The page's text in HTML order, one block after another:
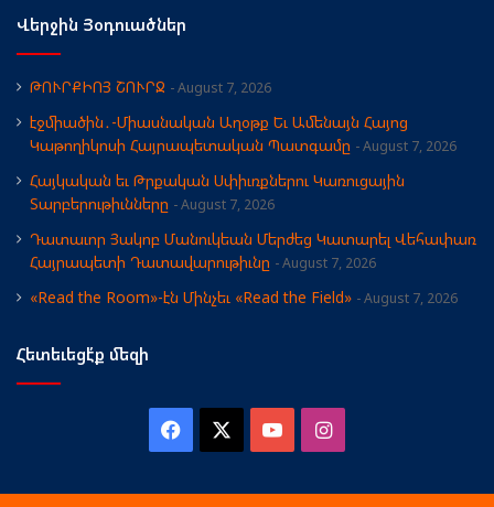
Վերջին Յօդուածներ
ԹՈՒՐՔԻՈՅ ՇՈՒՐՋ August 7, 2026
էջմիածին․-Միասնական Աղօթք Եւ Ամենայն Հայոց
Կաթողիկոսի Հայրապետական Պատգամը
August 7, 2026
Հայկական եւ Թրքական Սփիւռքներու Կառուցային
Տարբերութիւնները
August 7, 2026
Դատաւոր Յակոբ Մանուկեան Մերժեց Կատարել Վեհափառ
Հայրապետի Դատավարութիւնը
August 7, 2026
«Read the Room»-էն Մինչեւ «Read the Field» August 7, 2026
Հետեւեցէ՛ք մեզի
Facebook YouTubeInstagram